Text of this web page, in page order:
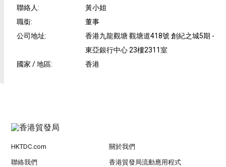
聯絡人:
黃小姐
職銜:
董事
公司地址:
香港九龍觀塘 觀塘道418號 創紀之城5期 -
東亞銀行中心 23樓2311室
國家 / 地區: 香港
HKTDC.com 關於我們
聯絡我們 香港貿發局流動應用程式